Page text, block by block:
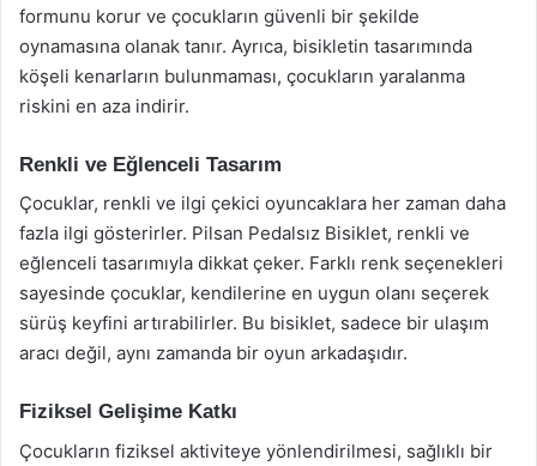
formunu korur ve çocukların güvenli bir şekilde
oynamasına olanak tanır. Ayrıca, bisikletin tasarımında
köşeli kenarların bulunmaması, çocukların yaralanma
riskini en aza indirir.
Renkli ve Eğlenceli Tasarım
Çocuklar, renkli ve ilgi çekici oyuncaklara her zaman daha
fazla ilgi gösterirler. Pilsan Pedalsız Bisiklet, renkli ve
eğlenceli tasarımıyla dikkat çeker. Farklı renk seçenekleri
sayesinde çocuklar, kendilerine en uygun olanı seçerek
sürüş keyfini artırabilirler. Bu bisiklet, sadece bir ulaşım
aracı değil, aynı zamanda bir oyun arkadaşıdır.
Fiziksel Gelişime Katkı
Çocukların fiziksel aktiviteye yönlendirilmesi, sağlıklı bir